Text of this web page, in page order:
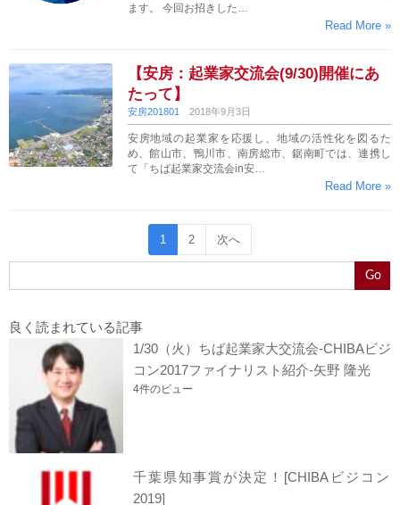
ます。 今回お招きした…
Read More »
【安房：起業家交流会(9/30)開催にあ
たって】
安房201801 2018年9月3日
安房地域の起業家を応援し、地域の活性化を図るた
め、館山市、鴨川市、南房総市、鋸南町では、連携し
て「ちば起業家交流会in安…
Read More »
1 2 次へ
Go
良く読まれている記事
1/30（火）ちば起業家大交流会-CHIBAビジ
コン2017ファイナリスト紹介-矢野 隆光
4件のビュー
千葉県知事賞が決定！[CHIBAビジコン
2019]